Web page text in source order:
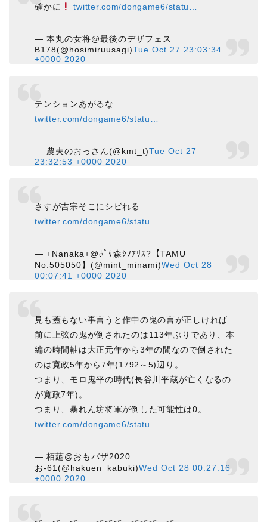
確かに twitter.com/dongame6/statu…
— 本丸の女将@最後のデザフェス
B178(@hosimiruusagi)Tue Oct 27 23:03:34
+0000 2020
テンションあがるな
twitter.com/dongame6/statu…
— 農夫のおっさん(@kmt_t)Tue Oct 27
23:32:53 +0000 2020
さすが吉宗そこにシビれる
twitter.com/dongame6/statu…
— +Nanaka+@ﾎﾟｹ森ｼﾉｱﾘｽ?【TAMU
No.505050】(@mint_minami)Wed Oct 28
00:07:41 +0000 2020
見も蓋もない事言うと作中の鬼の言が正しければ
前に上弦の鬼が倒されたのは113年ぶりであり、本
編の時間軸は大正元年から3年の間なので倒された
のは寛政5年から7年(1792～5)辺り。
つまり、モロ鬼平の時代(長谷川平蔵が亡くなるの
が寛政7年)。
つまり、暴れん坊将軍が倒した可能性は0。
twitter.com/dongame6/statu…
— 栢莚@おもバザ2020
お-61(@hakuen_kabuki)Wed Oct 28 00:27:16
+0000 2020